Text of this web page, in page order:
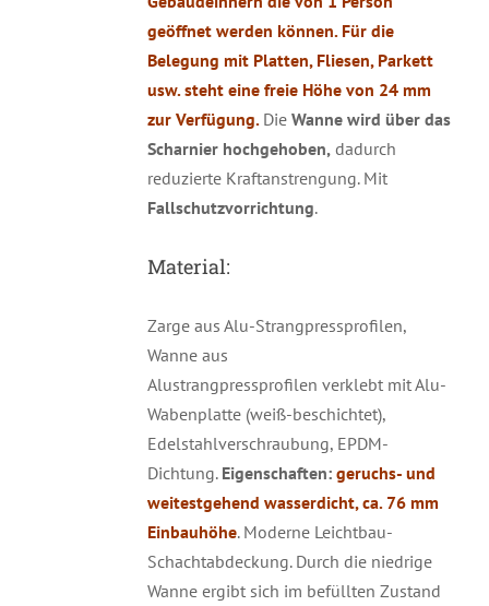
geöffnet werden können. Für die
Belegung mit Platten, Fliesen, Parkett
usw. steht eine freie Höhe von 24 mm
zur Verfügung. Die Wanne wird über das
Scharnier hochgehoben,dadurch
reduzierte Kraftanstrengung. Mit
Fallschutzvorrichtung.
Material:
Zarge aus Alu-Strangpressprofilen,
Wanne aus
Alustrangpressprofilen verklebt mit Alu-
Wabenplatte (weiß-beschichtet),
Edelstahlverschraubung, EPDM-
Dichtung. Eigenschaften: geruchs- und
weitestgehend wasserdicht,ca.76 mm
Einbauhöhe. Moderne Leichtbau-
Schachtabdeckung. Durch die niedrige
Wanne ergibt sich im befüllten Zustand